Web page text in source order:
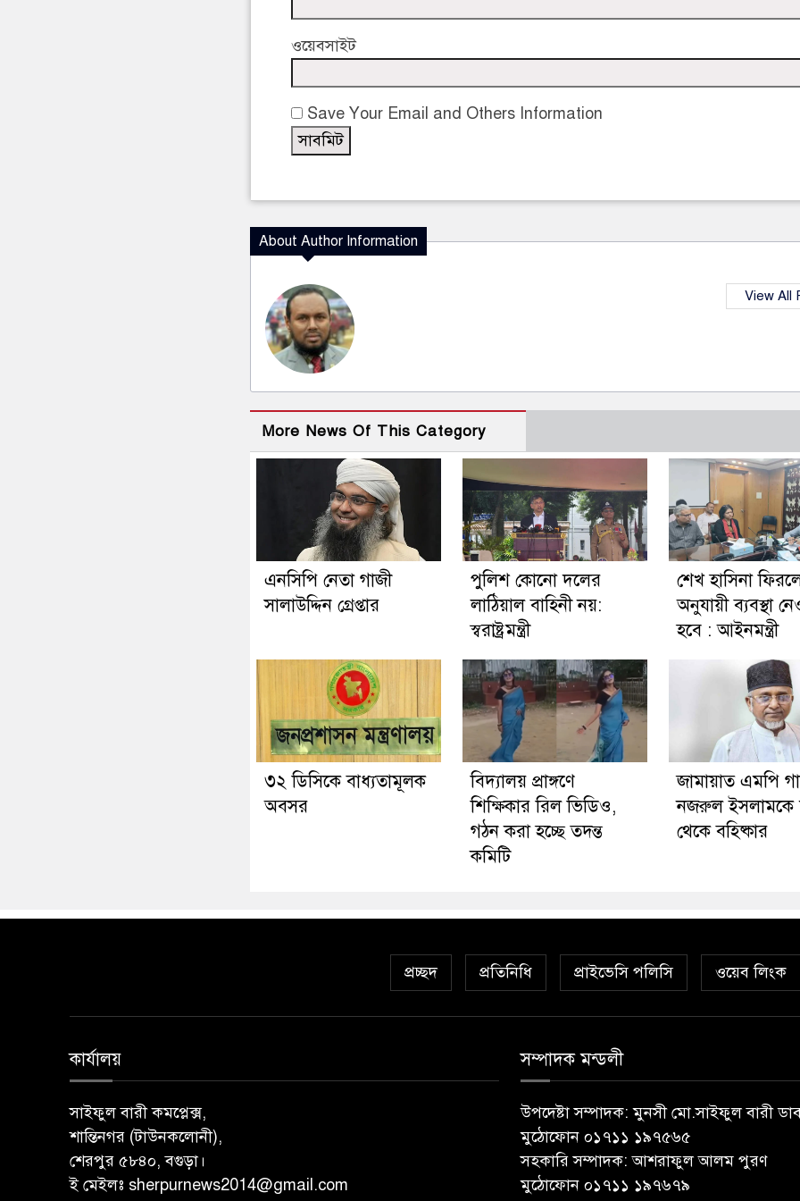
ওয়েবসাইট
Save Your Email and Others Information
About Author Information
View All
More News Of This Category
এনসিপি নেতা গাজী
সালাউদ্দিন গ্রেপ্তার
পুলিশ কোনো দলের
লাঠিয়াল বাহিনী নয়:
স্বরাষ্ট্রমন্ত্রী
শেখ হাসিনা
অনুযায়ী ব্যবস্থা
হবে : আইনমন্ত্রী
৩২ ডিসিকে বাধ্যতামূলক
অবসর
বিদ্যালয় প্রাঙ্গণে
শিক্ষিকার রিল ভিডিও,
গঠন করা হচ্ছে তদন্ত
কমিটি
জামায়াত এমপি
নজরুল ইসলামকে
থেকে বহিষ্কার
প্রচ্ছদ প্রতিনিধি প্রাইভেসি পলিসি ওয়েব লিংক
কার্যালয়
সাইফুল বারী কমপ্লেক্স,
শান্তিনগর (টাউনকলোনী),
শেরপুর ৫৮৪০, বগুড়া।
ই মেইলঃ sherpurnews2014@gmail.com
সম্পাদক মন্ডলী
উপদেষ্টা সম্পাদক: মুনসী মো.সাইফুল বারী
মুঠোফোন ০১৭১১ ১৯৭৫৬৫
সহকারি সম্পাদক: আশরাফুল আলম পুরণ
মুঠোফোন ০১৭১১ ১৯৭৬৭৯